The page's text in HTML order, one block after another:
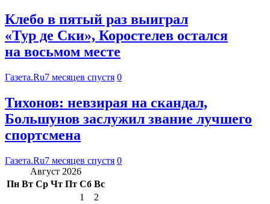
Клебо в пятый раз выиграл
«Тур де Ски», Коростелев остался
на восьмом месте
Газета.Ru7 месяцев спустя 0
Тихонов: невзирая на скандал,
Большунов заслужил звание лучшего
спортсмена
Газета.Ru7 месяцев спустя 0
Август 2026
Пн Вт Ср Чт Пт Сб Вс
1
2